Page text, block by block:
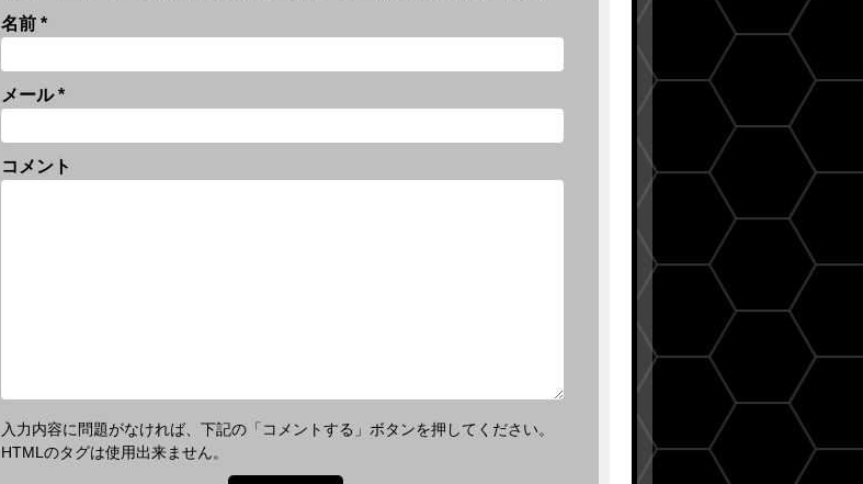
名前 *
メール*
コメント
入力内容に問題がなければ、下記の「コメントする」ボタンを押してください。
HTMLのタグは使用出来ません。